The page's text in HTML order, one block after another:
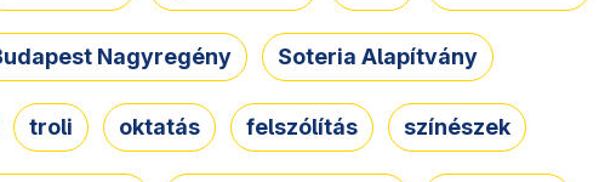
Nagyregény Soteria Alapítvány
troli oktatás felszólítás színészek